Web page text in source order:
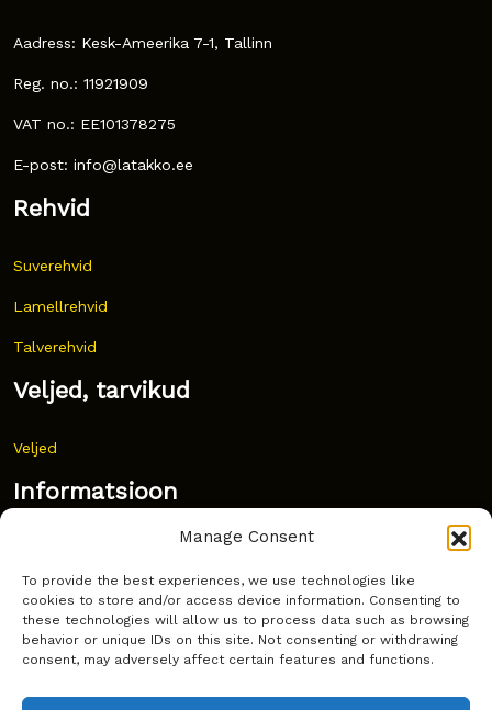
Manage Consent
To provide the best experiences, we use technologies like
cookies to store and/or access device information. Consenting to
these technologies will allow us to process data such as browsing
behavior or unique IDs on this site. Not consenting or withdrawing
consent, may adversely affect certain features and functions.
Aadress: Kesk-Ameerika 7-1, Tallinn
Reg. no.: 11921909
VAT no.: EE101378275
E-post: info@latakko.ee
Rehvid
Suverehvid
Lamellrehvid
Talverehvid
Veljed, tarvikud
Veljed
Informatsioon
Korduma kippuvad küsimused
Kust osta?
Küpsiste poliitika